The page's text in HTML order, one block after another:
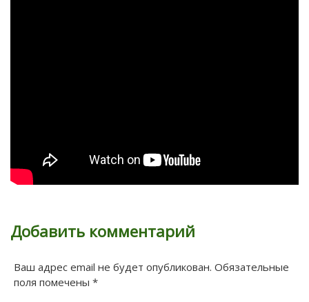
Добавить комментарий
Ваш адрес email не будет опубликован. Обязательные
поля помечены *